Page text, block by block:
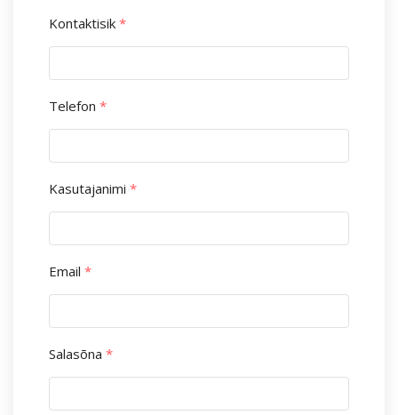
Kontaktisik *
Telefon *
Kasutajanimi *
Email *
Salasõna *